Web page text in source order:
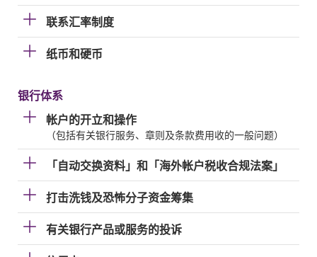
联系汇率制度
纸币和硬币
银行体系
帐户的开立和操作
（包括有关银行服务、章则及条款费用收的一般问题）
「自动交换资料」和「海外帐户税收合规法案」
打击洗钱及恐怖分子资金筹集
有关银行产品或服务的投诉